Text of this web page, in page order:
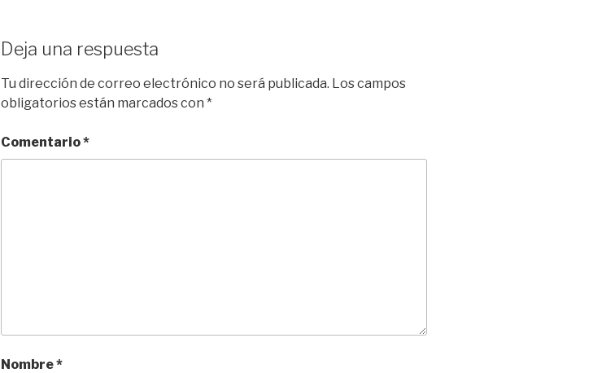
Deja una respuesta
Tu dirección de correo electrónico no será publicada. Los campos
obligatorios están marcados con *
Comentario*
Nombre*